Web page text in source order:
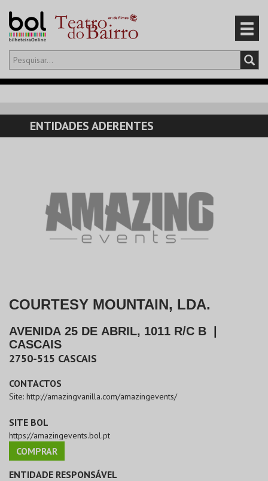
Olá,iniciar sessão
CARRINHO
EVENTOS
PRODUTOS
ENTIDADES ADERENTES
COURTESY MOUNTAIN, LDA.
AVENIDA 25 DE ABRIL, 1011 R/C B |
CASCAIS
2750-515 CASCAIS
CONTACTOS
Site: http://amazingvanilla.com/amazingevents/
SITE BOL
https://amazingevents.bol.pt
COMPRAR
ENTIDADE RESPONSÁVEL